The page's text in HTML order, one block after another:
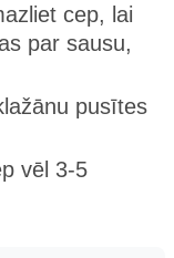
cep, lai
par sausu,
pusītes
vēl 3-5